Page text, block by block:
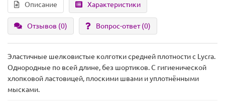
Описание Характеристики
Отзывов (0) Вопрос-ответ(0)
Эластичные шелковистые колготки средней плотности с Lycra.
Однородные по всей длине, без шортиков. С гигиенической
хлопковой ластовицей, плоскими швами и уплотнёнными
мысками.